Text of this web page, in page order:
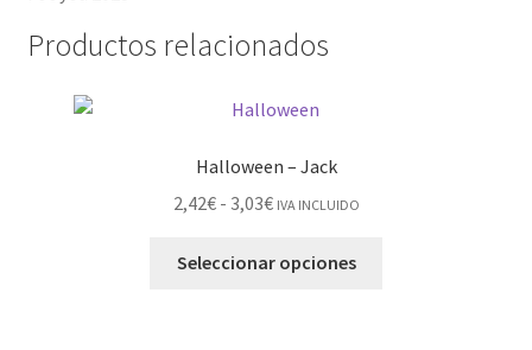
Productos relacionados
Halloween – Jack
2,42€ - 3,03€ IVA INCLUIDO
Seleccionar opciones